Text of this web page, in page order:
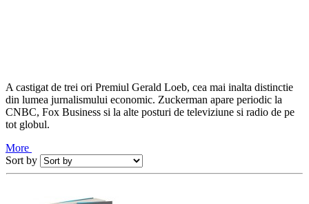
A castigat de trei ori Premiul Gerald Loeb, cea mai inalta distinctie
din lumea jurnalismului economic. Zuckerman apare periodic la
CNBC, Fox Business si la alte posturi de televiziune si radio de pe
tot globul.
More
Sort by